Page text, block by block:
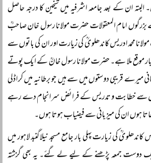
ان کے بعد جامعہ اشرفیہ میں شیخین کا درجہ حاصل
امام المعقولات حضرت مولانا رسول خان صاحبؒ
محمد ادریس کاندھلویؒ کی زیارت اور ان کی باتوں سے
موقع ملا ہے۔ حضرت مولانا رسول خانؒ کے ایک پوتے
میرے قریبی دوستوں میں سے ہیں جو برطانیہ میں کراڈلی
سے خطابت و تدریس کے فرائض سرانجام دے رہے
ہوں ان کی میزبانی سے فیضیاب ہوتا ہوں۔
کی زیارت پہلی بار جامع مسجد نیلا گنبد لاہور میں
دوست جمعہ پڑھنے کے لیے لے گئے۔ یہ بھی گزشتہ